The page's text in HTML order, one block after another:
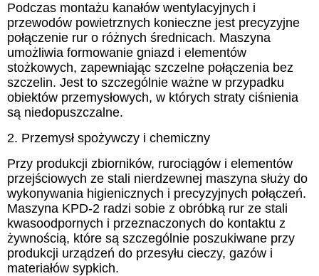
Podczas montażu kanałów wentylacyjnych i
przewodów powietrznych konieczne jest precyzyjne
połączenie rur o różnych średnicach. Maszyna
umożliwia formowanie gniazd i elementów
stożkowych, zapewniając szczelne połączenia bez
szczelin. Jest to szczególnie ważne w przypadku
obiektów przemysłowych, w których straty ciśnienia
są niedopuszczalne.
2. Przemysł spożywczy i chemiczny
Przy produkcji zbiorników, rurociągów i elementów
przejściowych ze stali nierdzewnej maszyna służy do
wykonywania higienicznych i precyzyjnych połączeń.
Maszyna KPD-2 radzi sobie z obróbką rur ze stali
kwasoodpornych i przeznaczonych do kontaktu z
żywnością, które są szczególnie poszukiwane przy
produkcji urządzeń do przesyłu cieczy, gazów i
materiałów sypkich.